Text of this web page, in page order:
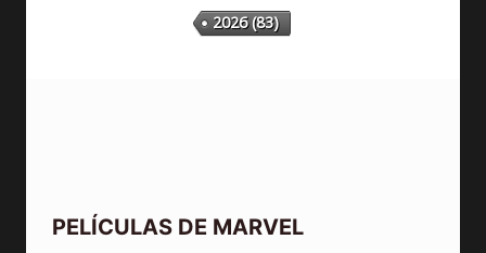
2026(83)
PELÍCULAS DE MARVEL